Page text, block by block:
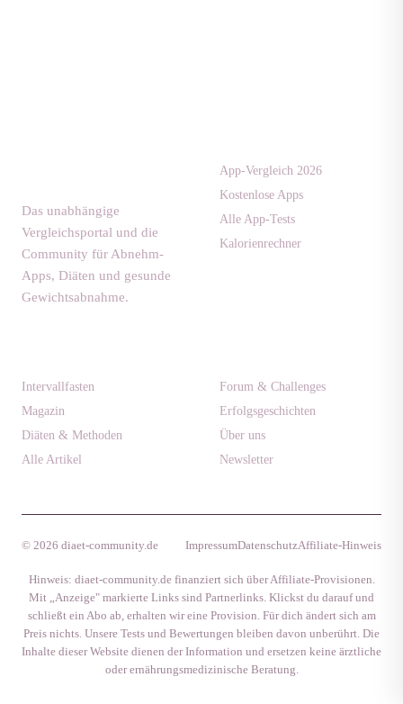
Das unabhängige
Vergleichsportal und die
Community für Abnehm-
Apps, Diäten und gesunde
Gewichtsabnahme.
App-Vergleich 2026
Kostenlose Apps
Alle App-Tests
Kalorienrechner
Intervallfasten
Magazin
Diäten & Methoden
Alle Artikel
Forum & Challenges
Erfolgsgeschichten
Über uns
Newsletter
© 2026 diaet-community.de ImpressumDatenschutzAffiliate-Hinweis
Hinweis: diaet-community.de finanziert sich über Affiliate-Provisionen.
Mit „Anzeige" markierte Links sind Partnerlinks. Klickst du darauf und
schließt ein Abo ab, erhalten wir eine Provision. Für dich ändert sich am
Preis nichts. Unsere Tests und Bewertungen bleiben davon unberührt. Die
Inhalte dieser Website dienen der Information und ersetzen keine ärztliche
oder ernährungsmedizinische Beratung.